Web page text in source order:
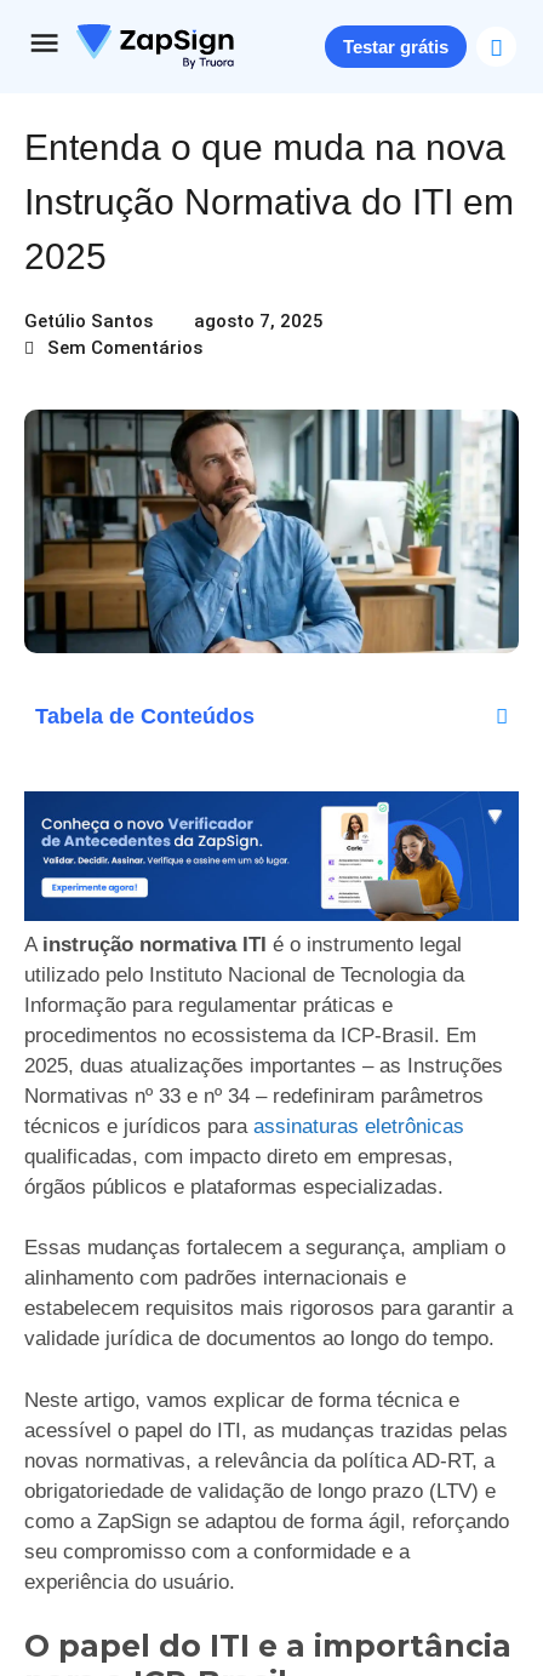
Testar grátis
Entenda o que muda na nova
Instrução Normativa do ITI em
2025
Getúlio Santos
agosto 7, 2025
Sem Comentários
Tabela de Conteúdos
A instrução normativa ITI é o instrumento legal
utilizado pelo Instituto Nacional de Tecnologia da
Informação para regulamentar práticas e
procedimentos no ecossistema da ICP-Brasil. Em
2025, duas atualizações importantes – as Instruções
Normativas nº 33 e nº 34 – redefiniram parâmetros
técnicos e jurídicos para assinaturas eletrônicas
qualificadas, com impacto direto em empresas,
órgãos públicos e plataformas especializadas.
Essas mudanças fortalecem a segurança, ampliam o
alinhamento com padrões internacionais e
estabelecem requisitos mais rigorosos para garantir a
validade jurídica de documentos ao longo do tempo.
Neste artigo, vamos explicar de forma técnica e
acessível o papel do ITI, as mudanças trazidas pelas
novas normativas, a relevância da política AD-RT, a
obrigatoriedade de validação de longo prazo (LTV) e
como a ZapSign se adaptou de forma ágil, reforçando
seu compromisso com a conformidade e a
experiência do usuário.
O papel do ITI e a importância